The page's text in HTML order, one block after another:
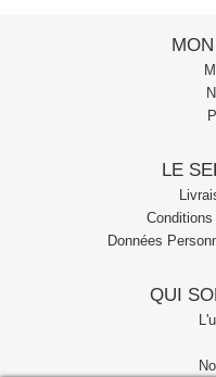
LE
Données
QUI